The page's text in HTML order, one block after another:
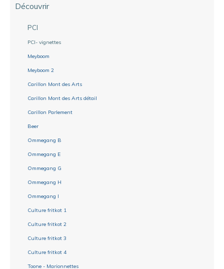
Découvrir
PCI
PCI- vignettes
Meyboom
Meyboom 2
Carillon Mont des Arts
Carillon Mont des Arts détail
Carillon Parlement
Beer
Ommegang B
Ommegang E
Ommegang G
Ommegang H
Ommegang I
Culture fritkot 1
Culture fritkot 2
Culture fritkot 3
Culture fritkot 4
Toone - Marionnettes